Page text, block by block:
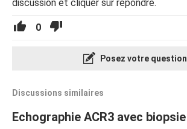
discussion et cliquer sur répondre.
0
Posez votre question
Discussions similaires
Echographie ACR3 avec biopsie